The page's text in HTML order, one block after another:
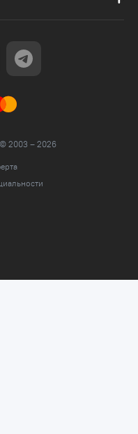
© 2003 – 2026